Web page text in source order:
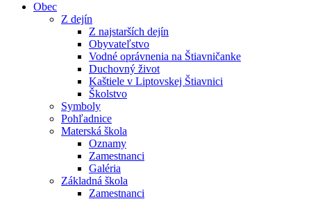
Obec
Z dejín
Z najstarších dejín
Obyvateľstvo
Vodné oprávnenia na Štiavničanke
Duchovný život
Kaštiele v Liptovskej Štiavnici
Školstvo
Symboly
Pohľadnice
Materská škola
Oznamy
Zamestnanci
Galéria
Základná škola
Zamestnanci